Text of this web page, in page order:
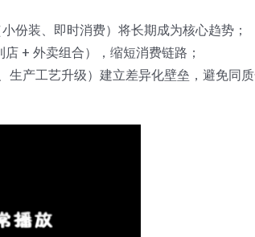
份装、即时消费）将长期成为核心趋势；
+ 外卖组合），缩短消费链路；
生产工艺升级）建立差异化壁垒，避免同